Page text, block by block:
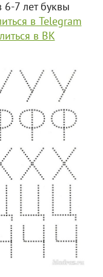
7 лет буквы
в Telegram
в ВК